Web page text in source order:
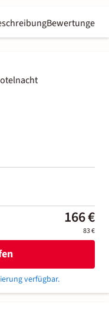
Bewertungen
166 €
83 €
verfügbar.